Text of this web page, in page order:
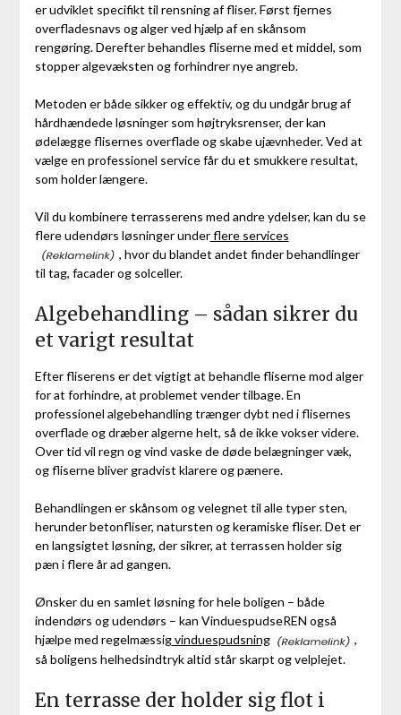
er udviklet specifikt til rensning af fliser. Først fjernes
overfladesnavs og alger ved hjælp af en skånsom
rengøring. Derefter behandles fliserne med et middel, som
stopper algevæksten og forhindrer nye angreb.
Metoden er både sikker og effektiv, og du undgår brug af
hårdhændede løsninger som højtryksrenser, der kan
ødelægge flisernes overflade og skabe ujævnheder. Ved at
vælge en professionel service får du et smukkere resultat,
som holder længere.
Vil du kombinere terrasserens med andre ydelser, kan du se
flere udendørs løsninger underflere services
, hvor du blandet andet finder behandlinger
til tag, facader og solceller.
Algebehandling – sådan sikrer du
et varigt resultat
Efter fliserens er det vigtigt at behandle fliserne mod alger
for at forhindre, at problemet vender tilbage. En
professionel algebehandling trænger dybt ned i flisernes
overflade og dræber algerne helt, så de ikke vokser videre.
Over tid vil regn og vind vaske de døde belægninger væk,
og fliserne bliver gradvist klarere og pænere.
Behandlingen er skånsom og velegnet til alle typer sten,
herunder betonfliser, natursten og keramiske fliser. Det er
en langsigtet løsning, der sikrer, at terrassen holder sig
pæn i flere år ad gangen.
Ønsker du en samlet løsning for hele boligen – både
indendørs og udendørs – kan VinduespudseREN også
hjælpe med regelmæssigvinduespudsning
,
så boligens helhedsindtryk altid står skarpt og velplejet.
En terrasse der holder sig flot i